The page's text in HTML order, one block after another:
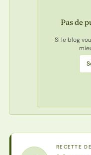
Pas de
Si le blog
RECETTE DE